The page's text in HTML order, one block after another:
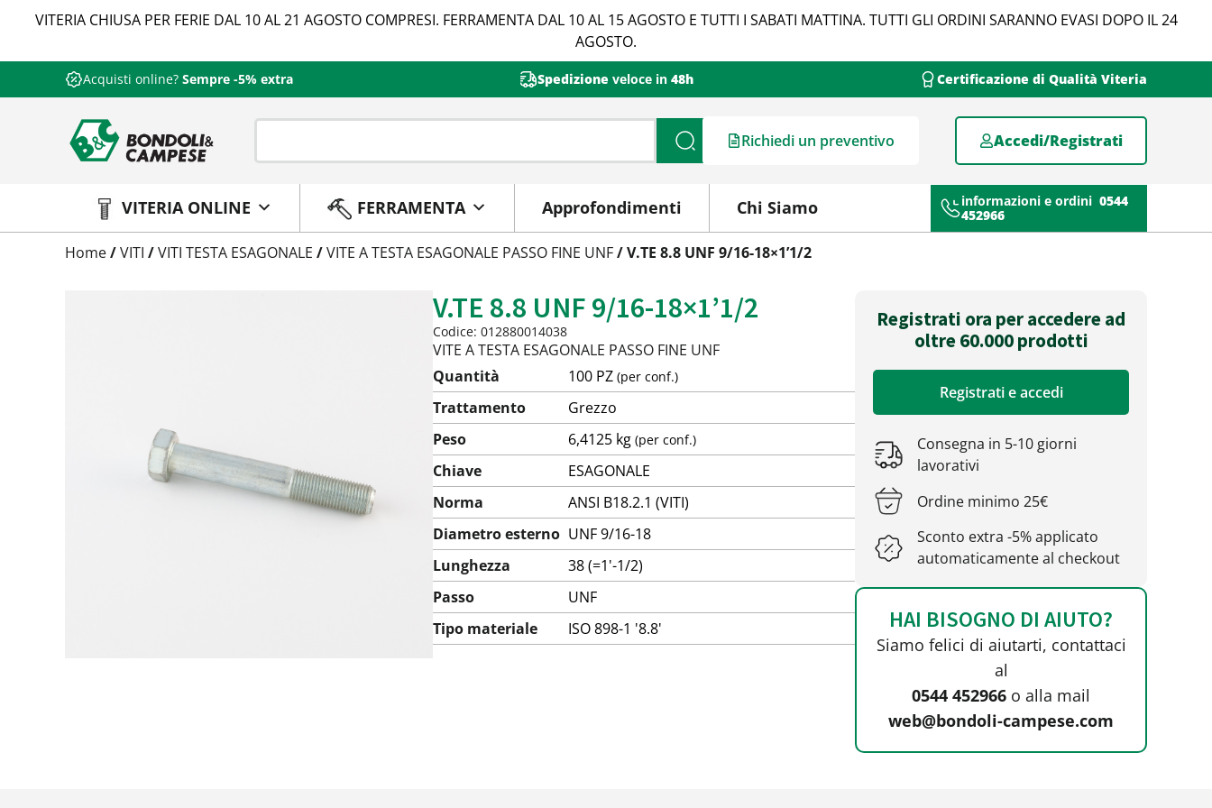
VITERIA CHIUSA PER FERIE DAL 10 AL 21 AGOSTO COMPRESI. FERRAMENTA DAL 10 AL 15 AGOSTO E TUTTI I SABATI MATTINA. TUTTI GLI ORDINI SARANNO EVASI DOPO IL 24
AGOSTO.
Acquisti online? Sempre -5% extra Spedizione veloce in 48h Certificazione di Qualità Viteria
Cerca Richiedi un preventivo Accedi/Registrati
VITERIA ONLINE FERRAMENTA Approfondimenti Chi Siamo informazioni e ordini 0544
452966
TrattamentoHome/VITI /VITI TESTA ESAGONALE /VITE A TESTA ESAGONALE PASSO FINE UNF/ V.TE 8.8 UNF 9/16-18×1’1/2
V.TE 8.8 UNF 9/16-18×1’1/2
Codice: 012880014038
VITE A TESTA ESAGONALE PASSO FINE UNF
Quantità
100 PZ (per conf.)
Trattamento
Grezzo
Peso
6,4125 kg (per conf.)
Chiave
ESAGONALE
Norma
ANSI B18.2.1 (VITI)
Diametro esterno UNF 9/16-18
Lunghezza
38 (=1'-1/2)
Passo
UNF
Tipo materiale
ISO 898-1 '8.8'
Registrati ora per accedere ad
oltre 60.000 prodotti
Registrati e accedi
Consegna in 5-10 giorni
lavorativi
Ordine minimo 25€
Sconto extra -5% applicato
automaticamente al checkout
HAI BISOGNO DI AIUTO?
Siamo felici di aiutarti, contattaci
al
0544 452966 o alla mail
web@bondoli-campese.com